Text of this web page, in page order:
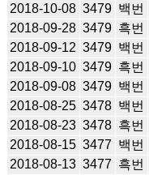
2018-10-08 3479 백번
2018-09-28 3479 흑번
2018-09-12 3479 백번
2018-09-10 3479 흑번
2018-09-08 3479 백번
2018-08-25 3478 백번
2018-08-23 3478 흑번
2018-08-15 3477 백번
2018-08-13 3477 흑번